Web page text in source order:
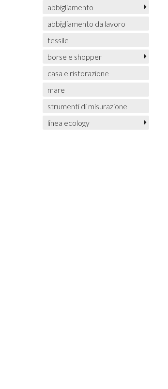
abbigliamento
abbigliamento da lavoro
tessile
borse e shopper
casa e ristorazione
mare
strumenti di misurazione
linea ecology